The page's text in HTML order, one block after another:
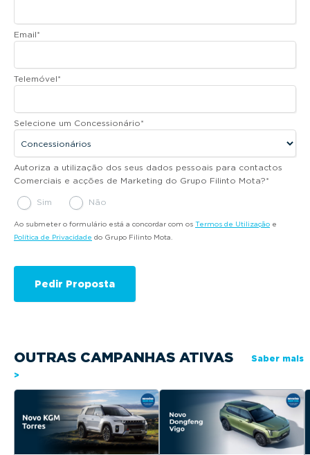
Email*
Telemóvel*
Selecione um Concessionário*
Autoriza a utilização dos seus dados pessoais para contactos
Comerciais e acções de Marketing do Grupo Filinto Mota?*
Sim Não
Ao submeter o formulário está a concordar com os Termos de Utilização e
Política de Privacidade do Grupo Filinto Mota.
OUTRAS CAMPANHAS ATIVAS
Saber mais
>